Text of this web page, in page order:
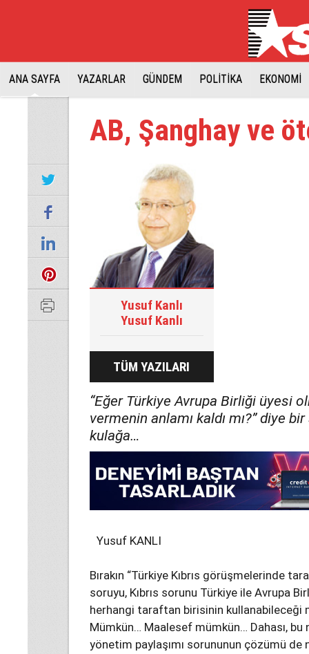
ANA SAYFA YAZARLAR GÜNDEM POLİTİKA EKONOMİ
AB, Şanghay ve
Yusuf Kanlı
Yusuf Kanlı
TÜM YAZILARI
“Eğer Türkiye Avrupa Birliği üyesi
vermenin anlamı kaldı mı?” diye
kulağa…
Yusuf KANLI
Bırakın “Türkiye Kıbrıs görüşmelerinde
soruyu, Kıbrıs sorunu Türkiye ile Avrupa
herhangi taraftan birisinin kullanabileceği
Mümkün… Maalesef mümkün… Dahası,
yönetim paylaşımı sorununun çözümü de